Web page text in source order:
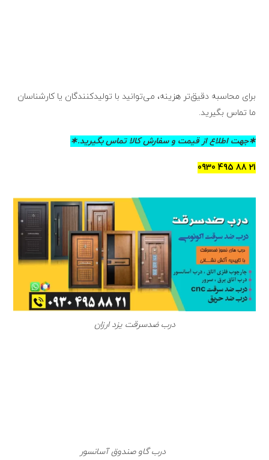
برای محاسبه دقیق‌تر هزینه، می‌توانید با تولیدکنندگان یا کارشناسان
ما تماس بگیرید.
∗جهت اطلاع از قیمت و سفارش کالا تماس بگیرید.∗
21 88 495 0930
درب ضدسرقت یزد ارزان
درب گاو صندوق آسانسور